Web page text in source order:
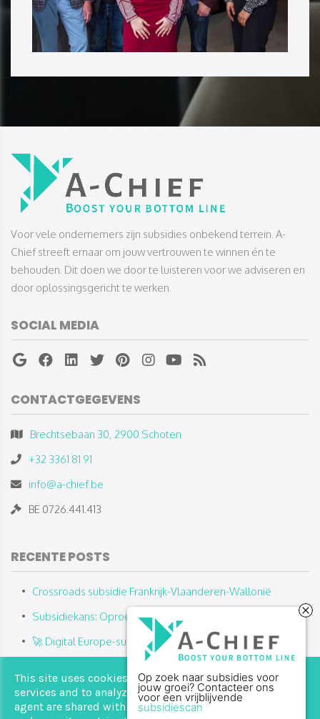
​​​​​​​Voor vele ondernemers zijn subsidies onbekend terrein. A-
Chief streeft ernaar om jouw vertrouwen te winnen én te
behouden. Dit doen we door te luisteren voor we adviseren en
door oplossingsgericht te werken.
SOCIAL MEDIA
CONTACTGEGEVENS
Brechtsebaan 30, 2900 Schoten
+32 3361 81 91
info@a-chief.be
BE 0726.441.413
RECENTE POSTS
Crossroads subsidie Frankrijk-Vlaanderen-Wallonië
Subsidiekans: Oproep Defensie 2025
🚀 Digital Europe-subsidies 2025: Wat, voor wie en hoe?
willen groeien
This site uses cookies from Google to deliver its
services and to analyze traffic. Your IP address and user-
agent are shared with Google along with performance
Op zoek naar subsidies voor
jouw groei? Contacteer ons
voor een vrijblijvende
subsidiescan